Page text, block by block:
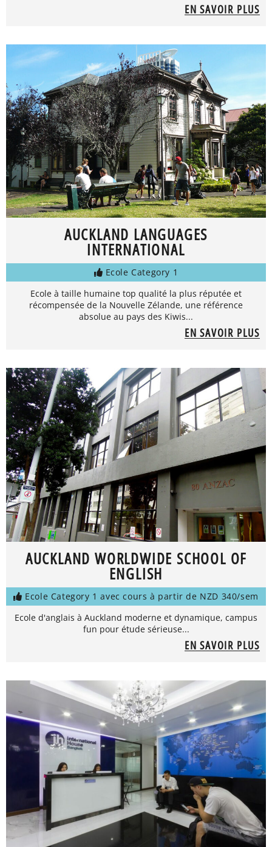
EN SAVOIR PLUS
AUCKLAND LANGUAGES
INTERNATIONAL
Ecole Category 1
Ecole à taille humaine top qualité la plus réputée et
récompensée de la Nouvelle Zélande, une référence
absolue au pays des Kiwis...
EN SAVOIR PLUS
AUCKLAND WORLDWIDE SCHOOL OF
ENGLISH
Ecole Category 1 avec cours à partir de NZD 340/sem
Ecole d'anglais à Auckland moderne et dynamique, campus
fun pour étude sérieuse...
EN SAVOIR PLUS